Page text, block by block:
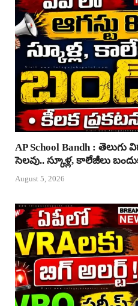
AP School Bandh :
సెలవు.. స్కూళ్ల, కాలేజీలు
August 5, 2026